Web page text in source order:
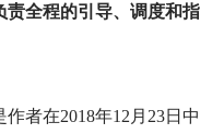
责全程的引导、调度和指
者在2018年12月23日中